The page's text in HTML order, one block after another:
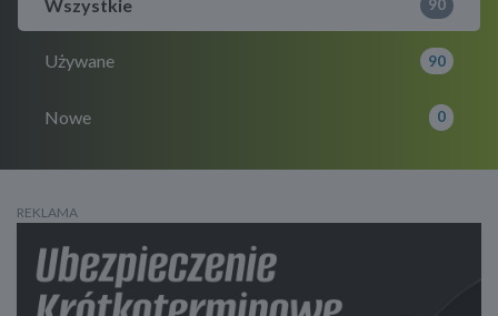
Wszystkie 90
Używane 90
Nowe 0
REKLAMA